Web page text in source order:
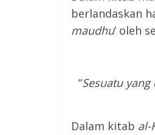
berlandaskan
maudhu’ oleh
“Sesuatu
Dalam kitab al-